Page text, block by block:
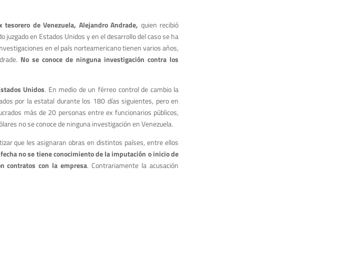
de Venezuela, Alejandro Andrade, quien recibió
en Estados Unidos y en el desarrollo del caso se ha
en el país norteamericano tienen varios años,
No se conoce de ninguna investigación contra los
Unidos. En medio de un férreo control de cambio la
por la estatal durante los 180 días siguientes, pero en
más de 20 personas entre ex funcionarios públicos,
no se conoce de ninguna investigación en Venezuela.
que les asignaran obras en distintos países, entre ellos
no se tiene conocimiento de la imputación o inicio de
contratos con la empresa. Contrariamente la acusación